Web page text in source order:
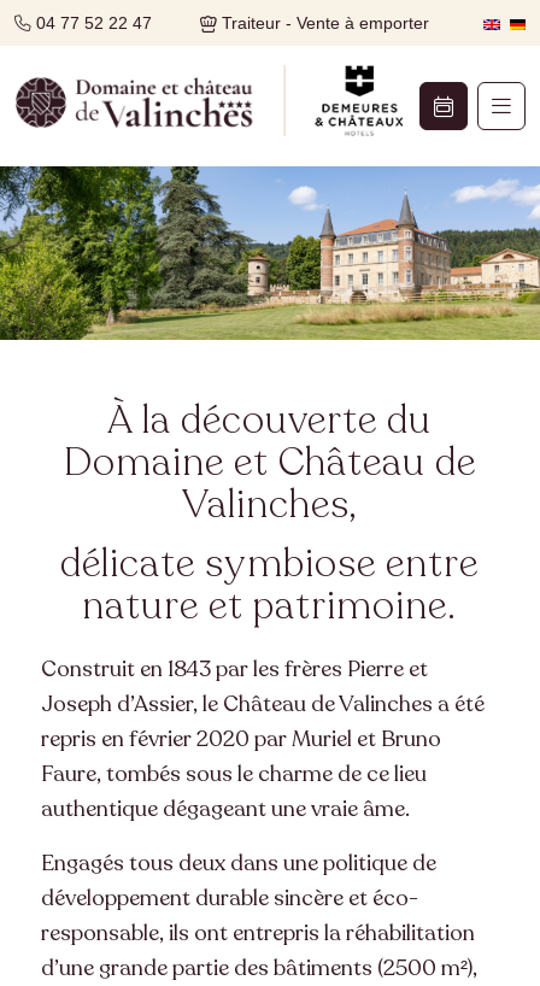
04 77 52 22 47 Traiteur - Vente à emporter
À la découverte du
Domaine et Château de
Valinches,
délicate symbiose entre
nature et patrimoine.
Construit en 1843 par les frères Pierre et
Joseph d’Assier, le Château de Valinches a été
repris en février 2020 par Muriel et Bruno
Faure, tombés sous le charme de ce lieu
authentique dégageant une vraie âme.
Engagés tous deux dans une politique de
développement durable sincère et éco-
responsable, ils ont entrepris la réhabilitation
d’une grande partie des bâtiments (2500 m²),